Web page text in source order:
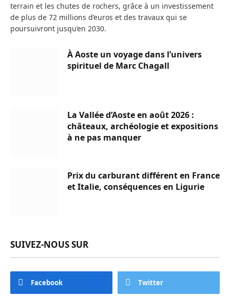
terrain et les chutes de rochers, grâce à un investissement
de plus de 72 millions d’euros et des travaux qui se
poursuivront jusqu’en 2030.
À Aoste un voyage dans l’univers
spirituel de Marc Chagall
La Vallée d’Aoste en août 2026 :
châteaux, archéologie et expositions
à ne pas manquer
Prix du carburant différent en France
et Italie, conséquences en Ligurie
SUIVEZ-NOUS SUR
Facebook Twitter